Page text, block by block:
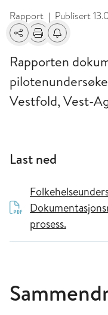
Rapport | Publisert
Del Skriv utFå varsel om
Rapporten
Vestfold, Vest-
Last ned
prosess.